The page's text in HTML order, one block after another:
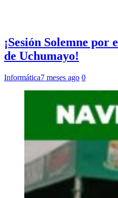
¡Sesión Solemne por
de Uchumayo!
Informática7 meses ago 0